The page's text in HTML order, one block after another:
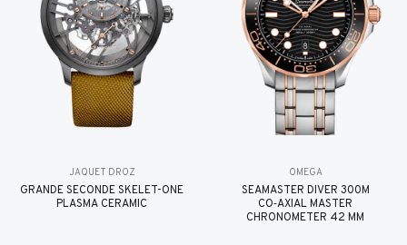
JAQUET DROZ
GRANDE SECONDE SKELET-ONE
PLASMA CERAMIC
OMEGA
SEAMASTER DIVER 300M
CO‑AXIAL MASTER
CHRONOMETER 42 MM